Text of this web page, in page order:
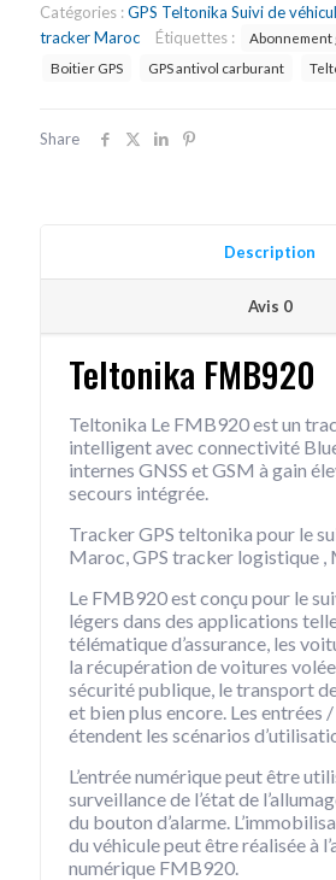
Catégories :GPS Teltonika Suivi de
tracker Maroc
Étiquettes :
Abonnement
Boitier GPS
GPS antivol carburant
Share
Description
Avis 0
Teltonika FMB920
Teltonika Le FMB920 est un
intelligent avec connectivité
internes GNSS et GSM à gain
secours intégrée.
Tracker GPS teltonika pour le
Maroc, GPS tracker logistique ,
Le FMB920 est conçu pour le
légers dans des applications
télématique d’assurance, les
la récupération de voitures
sécurité publique, le transport
et bien plus encore. Les entrées
étendent les scénarios
L’entrée numérique peut être
surveillance de l’état de
du bouton d’alarme.
du véhicule peut être réalisée à
numérique FMB920.